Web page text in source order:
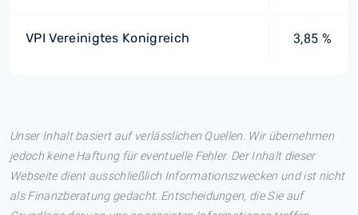
VPI Vereinigtes Konigreich 3,85 %
Unser Inhalt basiert auf verlässlichen Quellen. Wir übernehmen
jedoch keine Haftung für eventuelle Fehler. Der Inhalt dieser
Webseite dient ausschließlich Informationszwecken und ist nicht
als Finanzberatung gedacht. Entscheidungen, die Sie auf